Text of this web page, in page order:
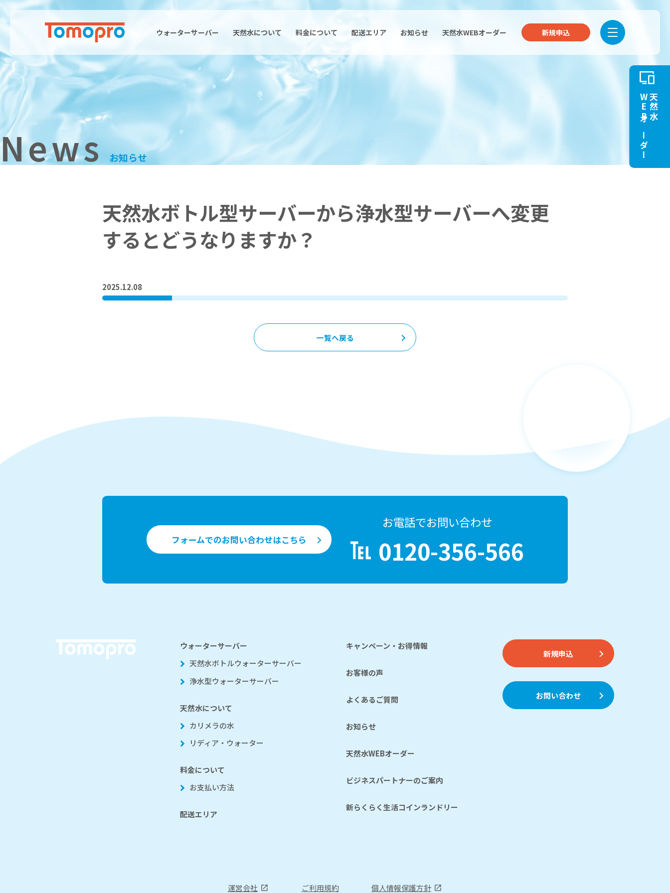
ウォーターサーバー 天然水について 料金について 配送エリア お知らせ 天然水WEBオーダー 新規申込
News お知らせ
天然水ボトル型サーバーから浄水型サーバーへ変更
するとどうなりますか？
2025.12.08
一覧へ戻る
天然水
WEBオーダー
フォームでのお問い合わせはこちら
お電話でお問い合わせ
0120-356-566
ウォーターサーバー
天然水ボトルウォーターサーバー
浄水型ウォーターサーバー
天然水について
カリメラの水
リディア・ウォーター
料金について
お支払い方法
配送エリア
キャンペーン・お得情報
お客様の声
よくあるご質問
お知らせ
天然水WEBオーダー
ビジネスパートナーのご案内
新らくらく生活コインランドリー
新規申込
お問い合わせ
運営会社 ご利用規約 個人情報保護方針